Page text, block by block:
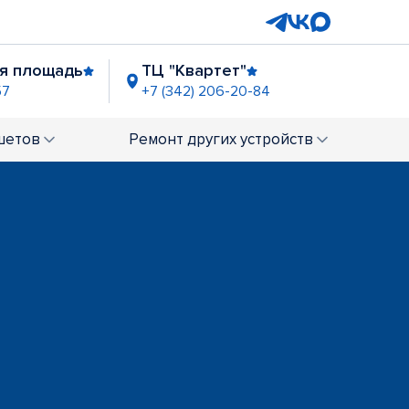
площадь ТЦ "Квартет"
+7 (342) 206-20-84
+7 (342) 206-20-24
Ремонт других устройств